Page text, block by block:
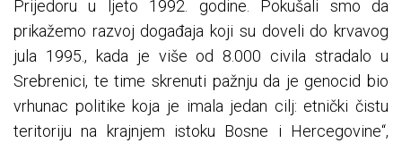
Prijedoru u ljeto 1992. godine. Pokušali smo da
prikažemo razvoj događaja koji su doveli do krvavog
jula 1995., kada je više od 8.000 civila stradalo u
Srebrenici, te time skrenuti pažnju da je genocid bio
vrhunac politike koja je imala jedan cilj: etnički čistu
teritoriju na krajnjem istoku Bosne i Hercegovine“,